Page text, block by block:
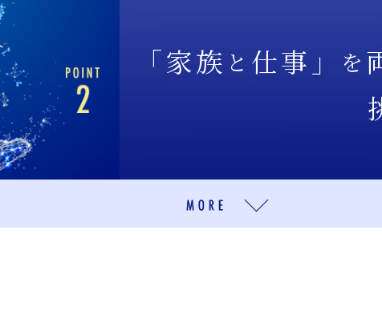
「家族 と 仕事」 を